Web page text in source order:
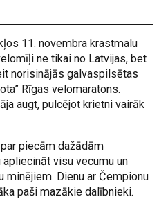
11. novembra krastmalu
ne tikai no Latvijas, bet
norisinājās galvaspilsētas
Rīgas velomaratons.
augt, pulcējot krietni vairāk
piecām dažādām
visu vecumu un
Dienu ar Čempionu
paši mazākie dalībnieki.